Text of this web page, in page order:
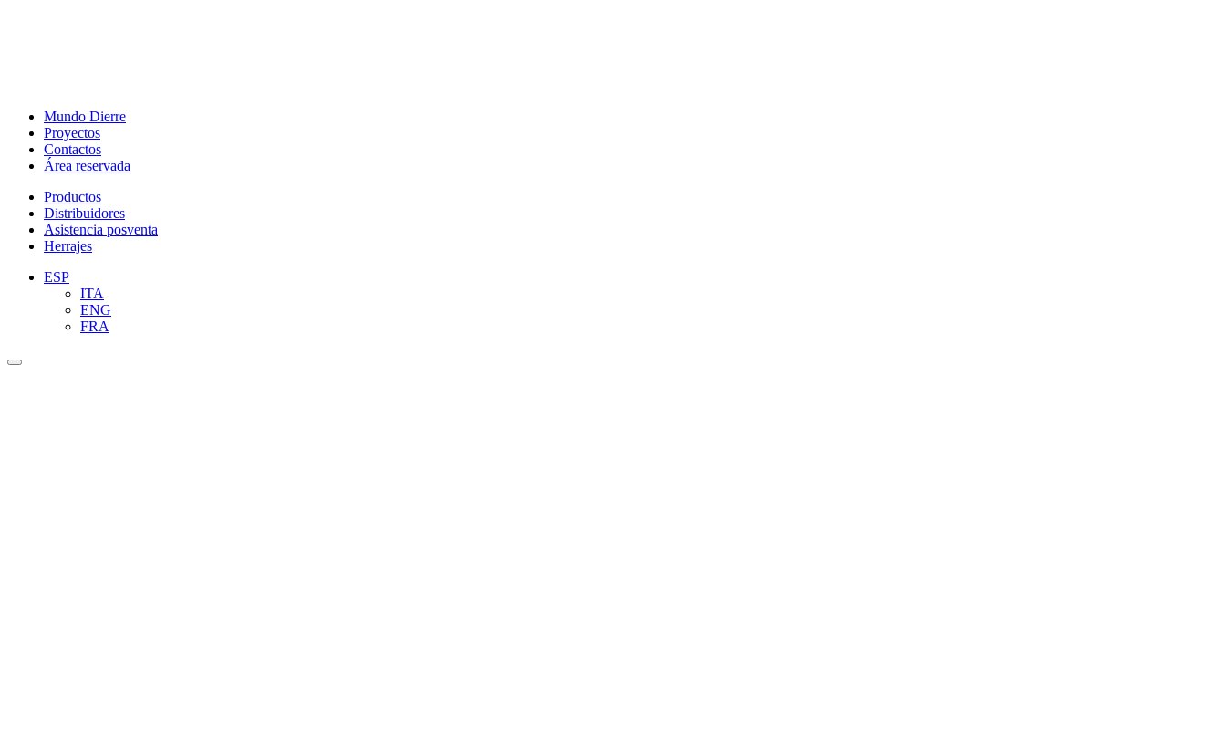
Mundo Dierre
Proyectos
Contactos
Área reservada
Productos
Distribuidores
Asistencia posventa
Herrajes
ESP
ITA
ENG
FRA